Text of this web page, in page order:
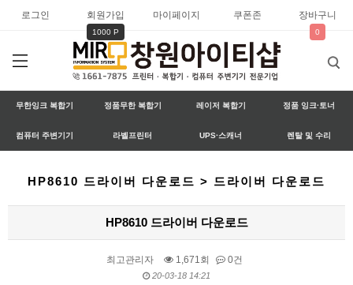
로그인 회원가입
1000 P
마이페이지 쿠폰존 장바구니
0
무한잉크 복합기 정품무한 복합기 레이저 복합기 정품 잉크·토너
컴퓨터 주변기기 라벨프린터 UPS·스캐너 렌탈 및 수리
HP8610 드라이버 다운로드 > 드라이버 다운로드
HP8610 드라이버 다운로드
최고관리자 1,671회 0건
20-03-18 14:21